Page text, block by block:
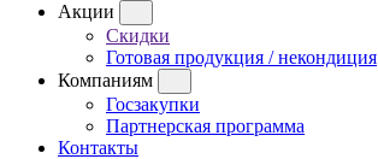
Акции
Скидки
Готовая продукция / некондиция
Компаниям
Госзакупки
Партнерская программа
Контакты